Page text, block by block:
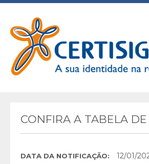
CONFIRA A TABELA
DATA DA NOTIFICAÇÃO: 12/01/